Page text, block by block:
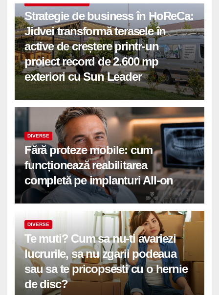
Strategie de business în HoReCa:
Jidvei transformă terasele în
active de creștere printr-un
proiect record de 2.600 mp
exteriori cu Sun Leader
DIVERSE
Fără proteze mobile: cum
funcționează reabilitarea
completă pe implanturi All-on
DIVERSE
Te muti? Cum sa nu-ti avariezi
lucrurile, sa nu zgarii podeaua
sau sa te pricopsesti cu o hernie
de disc?